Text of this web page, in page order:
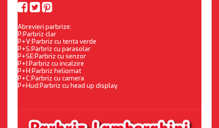
Abrevieri parbrize:
P:Parbriz clar
P+V:Parbriz cu tenta verde
P+S:Parbriz cu parasolar
P+SE:Parbriz cu senzor
P+I:Parbriz cu incalzire
P+H:Parbriz heliomat
P+C:Parbriz cu camera
P+Hud:Parbriz cu head up display